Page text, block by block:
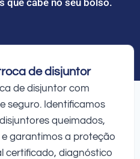
de disjuntor
de disjuntor com
seguro. Identificamos
queimados,
garantimos a proteção
certificado, diagnóstico